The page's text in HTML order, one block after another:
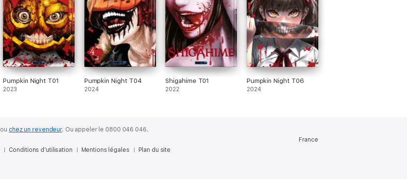
Pumpkin Night T01
2023
Pumpkin Night T04
2024
Shigahime T01
2022
Pumpkin Night T06
2024
ou chez un revendeur. Ou appeler le 0800 046 046.
France
Conditions d’utilisation Mentions légales Plan du site